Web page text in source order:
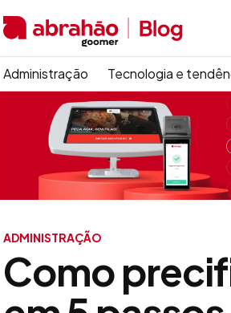
Administração Tecnologia e
ADMINISTRAÇÃO
Como